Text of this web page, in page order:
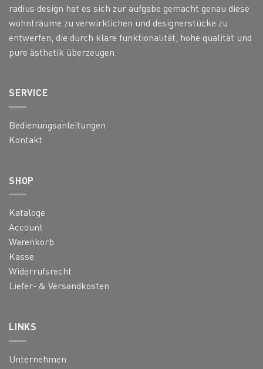
radius design hat es sich zur aufgabe gemacht genau diese
wohnträume zu verwirklichen und designerstücke zu
entwerfen, die durch klare funktionalität, hohe qualität und
pure ästhetik überzeugen.
SERVICE
Bedienungsanleitungen
Kontakt
SHOP
Kataloge
Account
Warenkorb
Kasse
Widerrufsrecht
Liefer- & Versandkosten
LINKS
Unternehmen